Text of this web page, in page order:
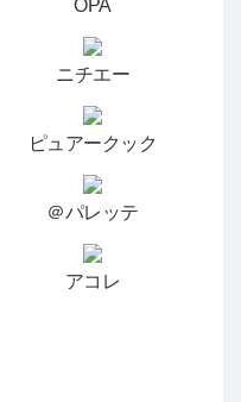
OPA
ニチエー
ピュアークック
＠パレッテ
アコレ